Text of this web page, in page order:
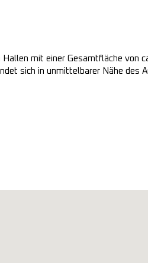
mit einer Gesamtfläche von
sich in unmittelbarer Nähe des